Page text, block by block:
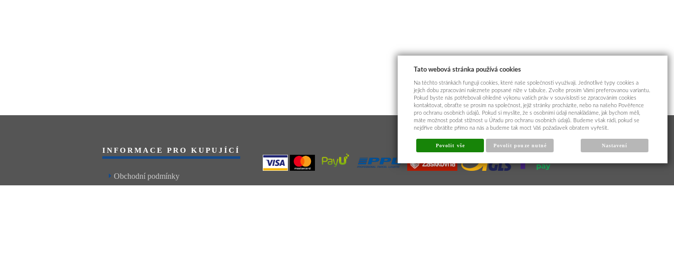
INFORMACE PRO KUPUJÍCÍ
Obchodní podmínky
Tato webová stránka používá cookies
Na těchto stránkách fungují cookies, které naše společnosti využívají. Jednotlivé typy cookies a
jejich dobu zpracování naleznete popsané níže v tabulce. Zvolte prosím Vámi preferovanou variantu.
Pokud byste nás potřebovali ohledně výkonu vašich práv v souvislosti se zpracováním cookies
kontaktovat, obraťte se prosím na společnost, jejíž stránky procházíte, nebo na našeho Pověřence
pro ochranu osobních údajů. Pokud si myslíte, že s osobními údaji nenakládáme, jak bychom měli,
máte možnost podat stížnost u Úřadu pro ochranu osobních údajů. Budeme však rádi, pokud se
nejdříve obrátíte přímo na nás a budeme tak moct Váš požadavek obratem vyřešit.
Povolit vše Povolit pouze nutné Nastavení